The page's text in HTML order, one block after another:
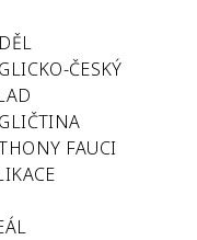
ČESKÝ
FAUCI